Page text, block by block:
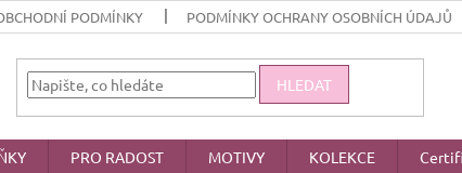
PODMÍNKY PODMÍNKY OCHRANY OSOBNÍCH ÚDAJŮ
HLEDAT
PRO RADOST MOTIVY KOLEKCE